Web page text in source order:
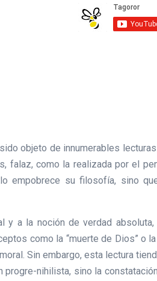
objeto de innumerables
falaz, como la realizada por el
empobrece su filosofía, sino
y a la noción de verdad
como la “muerte de Dios”
Sin embargo, esta lectura
progre-nihilista, sino la